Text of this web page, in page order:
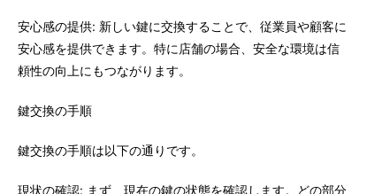
安心感の提供: 新しい鍵に交換することで、従業員や顧客に
安心感を提供できます。特に店舗の場合、安全な環境は信
頼性の向上にもつながります。
鍵交換の手順
鍵交換の手順は以下の通りです。
現状の確認: まず、現在の鍵の状態を確認します。どの部分